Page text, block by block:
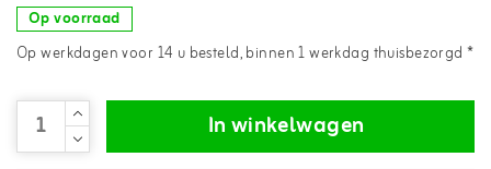
Op voorraad
Op werkdagen voor 14 u besteld, binnen 1 werkdag thuisbezorgd *
In winkelwagen